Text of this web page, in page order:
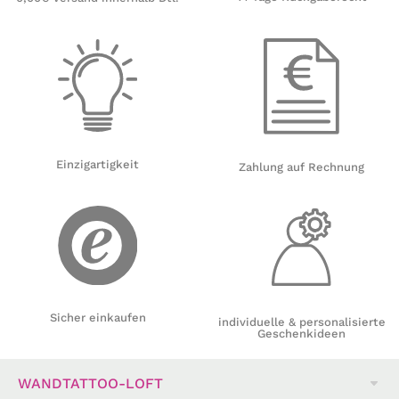
Einzigartigkeit
Sicher einkaufen
Zahlung auf Rechnung
individuelle & personalisierte
Geschenkideen
WANDTATTOO-LOFT